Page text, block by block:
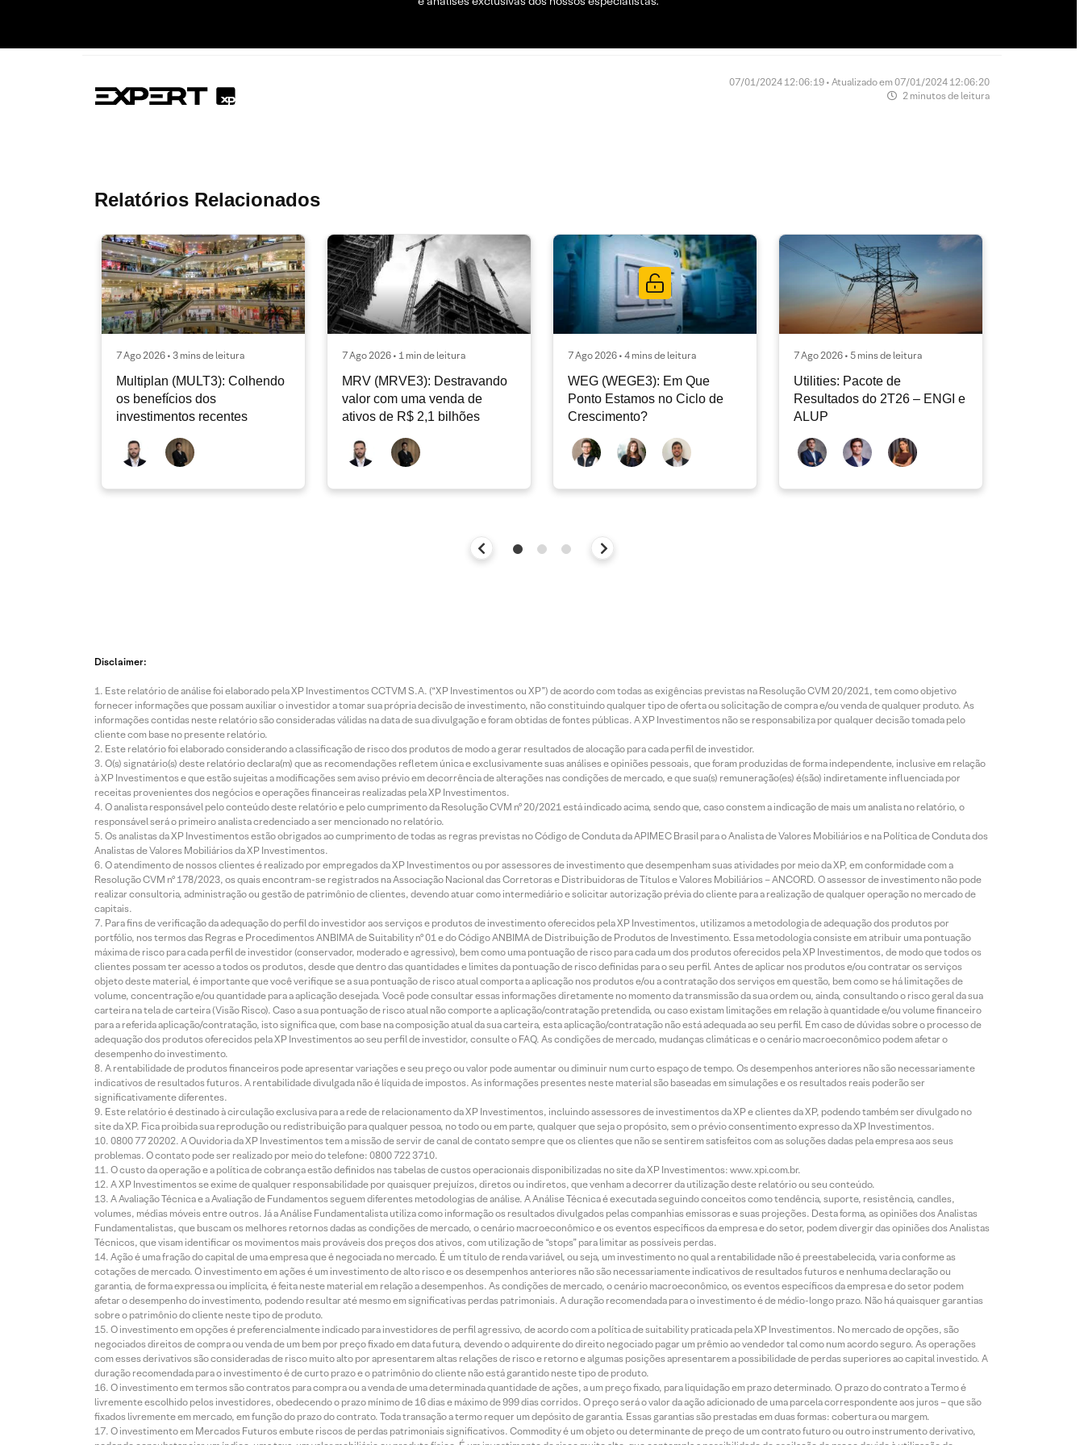
07/01/2024 12:06:19 • Atualizado em 07/01/2024 12:06:20
2 minutos de leitura
Relatórios Relacionados
7 Ago 2026 • 3 mins de leitura
Multiplan (MULT3): Colhendo
os benefícios dos
investimentos recentes
7 Ago 2026 • 1 min de leitura
MRV (MRVE3): Destravando
valor com uma venda de
ativos de R$ 2,1 bilhões
7 Ago 2026 • 4 mins de leitura
WEG (WEGE3): Em Que
Ponto Estamos no Ciclo de
Crescimento?
7 Ago 2026 • 5 mins de leitura
Utilities: Pacote de
Resultados do 2T26 – ENGI e
ALUP
Disclaimer:
Este relatório de análise foi elaborado pela XP Investimentos CCTVM S.A. (“XP Investimentos ou XP”) de acordo com todas as exigências previstas na Resolução CVM 20/2021, tem como objetivo
fornecer informações que possam auxiliar o investidor a tomar sua própria decisão de investimento, não constituindo qualquer tipo de oferta ou solicitação de compra e/ou venda de qualquer produto. As
informações contidas neste relatório são consideradas válidas na data de sua divulgação e foram obtidas de fontes públicas. A XP Investimentos não se responsabiliza por qualquer decisão tomada pelo
cliente com base no presente relatório.
Este relatório foi elaborado considerando a classificação de risco dos produtos de modo a gerar resultados de alocação para cada perfil de investidor.
O(s) signatário(s) deste relatório declara(m) que as recomendações refletem única e exclusivamente suas análises e opiniões pessoais, que foram produzidas de forma independente, inclusive em relação
à XP Investimentos e que estão sujeitas a modificações sem aviso prévio em decorrência de alterações nas condições de mercado, e que sua(s) remuneração(es) é(são) indiretamente influenciada por
receitas provenientes dos negócios e operações financeiras realizadas pela XP Investimentos.
O analista responsável pelo conteúdo deste relatório e pelo cumprimento da Resolução CVM nº 20/2021 está indicado acima, sendo que, caso constem a indicação de mais um analista no relatório, o
responsável será o primeiro analista credenciado a ser mencionado no relatório.
Os analistas da XP Investimentos estão obrigados ao cumprimento de todas as regras previstas no Código de Conduta da APIMEC Brasil para o Analista de Valores Mobiliários e na Política de Conduta dos
Analistas de Valores Mobiliários da XP Investimentos.
O atendimento de nossos clientes é realizado por empregados da XP Investimentos ou por assessores de investimento que desempenham suas atividades por meio da XP, em conformidade com a
Resolução CVM nº 178/2023, os quais encontram-se registrados na Associação Nacional das Corretoras e Distribuidoras de Títulos e Valores Mobiliários – ANCORD. O assessor de investimento não pode
realizar consultoria, administração ou gestão de patrimônio de clientes, devendo atuar como intermediário e solicitar autorização prévia do cliente para a realização de qualquer operação no mercado de
capitais.
Para fins de verificação da adequação do perfil do investidor aos serviços e produtos de investimento oferecidos pela XP Investimentos, utilizamos a metodologia de adequação dos produtos por
portfólio, nos termos das Regras e Procedimentos ANBIMA de Suitability nº 01 e do Código ANBIMA de Distribuição de Produtos de Investimento. Essa metodologia consiste em atribuir uma pontuação
máxima de risco para cada perfil de investidor (conservador, moderado e agressivo), bem como uma pontuação de risco para cada um dos produtos oferecidos pela XP Investimentos, de modo que todos os
clientes possam ter acesso a todos os produtos, desde que dentro das quantidades e limites da pontuação de risco definidas para o seu perfil. Antes de aplicar nos produtos e/ou contratar os serviços
objeto deste material, é importante que você verifique se a sua pontuação de risco atual comporta a aplicação nos produtos e/ou a contratação dos serviços em questão, bem como se há limitações de
volume, concentração e/ou quantidade para a aplicação desejada. Você pode consultar essas informações diretamente no momento da transmissão da sua ordem ou, ainda, consultando o risco geral da sua
carteira na tela de carteira (Visão Risco). Caso a sua pontuação de risco atual não comporte a aplicação/contratação pretendida, ou caso existam limitações em relação à quantidade e/ou volume financeiro
para a referida aplicação/contratação, isto significa que, com base na composição atual da sua carteira, esta aplicação/contratação não está adequada ao seu perfil. Em caso de dúvidas sobre o processo de
adequação dos produtos oferecidos pela XP Investimentos ao seu perfil de investidor, consulte o FAQ. As condições de mercado, mudanças climáticas e o cenário macroeconômico podem afetar o
desempenho do investimento.
A rentabilidade de produtos financeiros pode apresentar variações e seu preço ou valor pode aumentar ou diminuir num curto espaço de tempo. Os desempenhos anteriores não são necessariamente
indicativos de resultados futuros. A rentabilidade divulgada não é líquida de impostos. As informações presentes neste material são baseadas em simulações e os resultados reais poderão ser
significativamente diferentes.
Este relatório é destinado à circulação exclusiva para a rede de relacionamento da XP Investimentos, incluindo assessores de investimentos da XP e clientes da XP, podendo também ser divulgado no
site da XP. Fica proibida sua reprodução ou redistribuição para qualquer pessoa, no todo ou em parte, qualquer que seja o propósito, sem o prévio consentimento expresso da XP Investimentos.
0800 77 20202. A Ouvidoria da XP Investimentos tem a missão de servir de canal de contato sempre que os clientes que não se sentirem satisfeitos com as soluções dadas pela empresa aos seus
problemas. O contato pode ser realizado por meio do telefone: 0800 722 3710.
O custo da operação e a política de cobrança estão definidos nas tabelas de custos operacionais disponibilizadas no site da XP Investimentos: www.xpi.com.br.
A XP Investimentos se exime de qualquer responsabilidade por quaisquer prejuízos, diretos ou indiretos, que venham a decorrer da utilização deste relatório ou seu conteúdo.
A Avaliação Técnica e a Avaliação de Fundamentos seguem diferentes metodologias de análise. A Análise Técnica é executada seguindo conceitos como tendência, suporte, resistência, candles,
volumes, médias móveis entre outros. Já a Análise Fundamentalista utiliza como informação os resultados divulgados pelas companhias emissoras e suas projeções. Desta forma, as opiniões dos Analistas
Fundamentalistas, que buscam os melhores retornos dadas as condições de mercado, o cenário macroeconômico e os eventos específicos da empresa e do setor, podem divergir das opiniões dos Analistas
Técnicos, que visam identificar os movimentos mais prováveis dos preços dos ativos, com utilização de “stops” para limitar as possíveis perdas.
Ação é uma fração do capital de uma empresa que é negociada no mercado. É um título de renda variável, ou seja, um investimento no qual a rentabilidade não é preestabelecida, varia conforme as
cotações de mercado. O investimento em ações é um investimento de alto risco e os desempenhos anteriores não são necessariamente indicativos de resultados futuros e nenhuma declaração ou
garantia, de forma expressa ou implícita, é feita neste material em relação a desempenhos. As condições de mercado, o cenário macroeconômico, os eventos específicos da empresa e do setor podem
afetar o desempenho do investimento, podendo resultar até mesmo em significativas perdas patrimoniais. A duração recomendada para o investimento é de médio-longo prazo. Não há quaisquer garantias
sobre o patrimônio do cliente neste tipo de produto.
O investimento em opções é preferencialmente indicado para investidores de perfil agressivo, de acordo com a política de suitability praticada pela XP Investimentos. No mercado de opções, são
negociados direitos de compra ou venda de um bem por preço fixado em data futura, devendo o adquirente do direito negociado pagar um prêmio ao vendedor tal como num acordo seguro. As operações
com esses derivativos são consideradas de risco muito alto por apresentarem altas relações de risco e retorno e algumas posições apresentarem a possibilidade de perdas superiores ao capital investido. A
duração recomendada para o investimento é de curto prazo e o patrimônio do cliente não está garantido neste tipo de produto.
O investimento em termos são contratos para compra ou a venda de uma determinada quantidade de ações, a um preço fixado, para liquidação em prazo determinado. O prazo do contrato a Termo é
livremente escolhido pelos investidores, obedecendo o prazo mínimo de 16 dias e máximo de 999 dias corridos. O preço será o valor da ação adicionado de uma parcela correspondente aos juros – que são
fixados livremente em mercado, em função do prazo do contrato. Toda transação a termo requer um depósito de garantia. Essas garantias são prestadas em duas formas: cobertura ou margem.
O investimento em Mercados Futuros embute riscos de perdas patrimoniais significativos. Commodity é um objeto ou determinante de preço de um contrato futuro ou outro instrumento derivativo,